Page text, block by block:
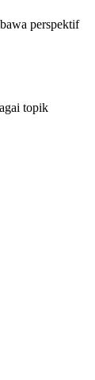
perspektif
topik